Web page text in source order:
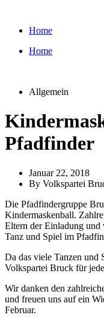
wechselnHome
Home
Allgemein
Pfadfinder
Januar 22, 2018
By Volkspartei
Die Pfadfindergruppe
Kindermaskenball.
Eltern der Einladung und
Tanz und Spiel im
Da das viele Tanzen und
Volkspartei Bruck für
Wir danken den
und freuen uns auf ein
Februar.